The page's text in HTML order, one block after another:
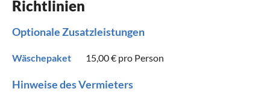
Richtlinien
Optionale Zusatzleistungen
Wäschepaket 15,00 € pro Person
Hinweise des Vermieters